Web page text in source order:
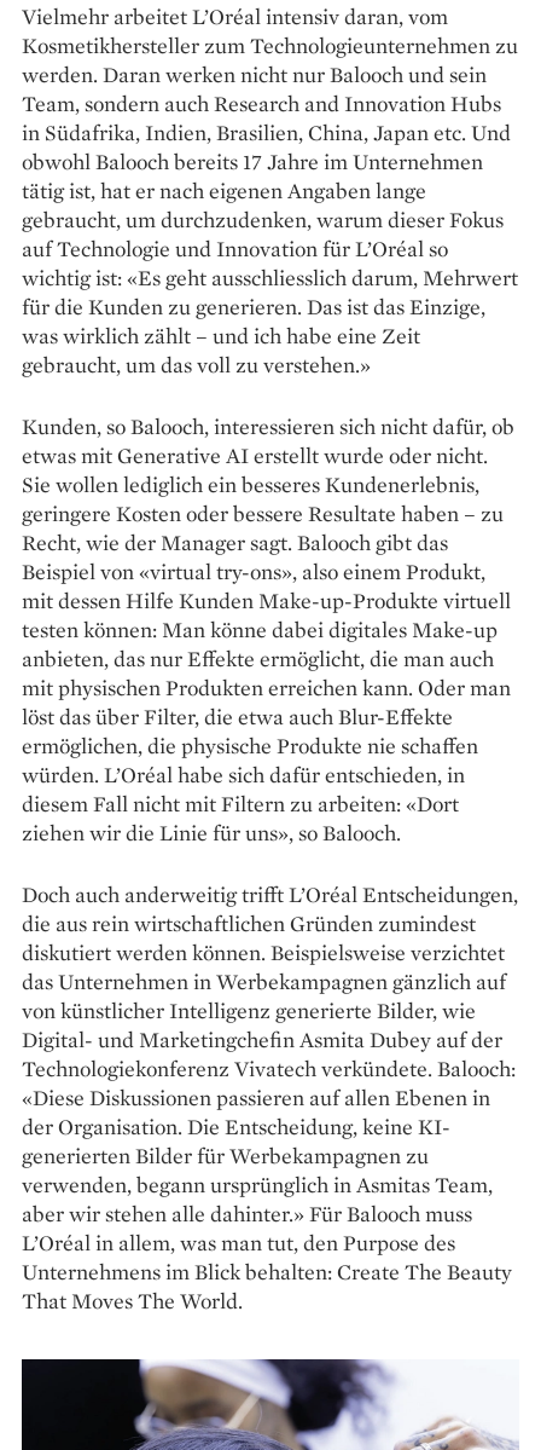
Vielmehr arbeitet L’Oréal intensiv ­daran, vom
Kosmetikhersteller zum Technologie­unternehmen zu
werden. Daran werken nicht nur Balooch und sein
Team, sondern auch Research and Innovation Hubs
in Südafrika, Indien, Brasilien, China, Japan etc. Und
obwohl ­Balooch bereits 17 Jahre im Unternehmen
tätig ist, hat er nach eigenen Angaben lange
gebraucht, um durchzudenken, warum dieser Fokus
auf Technologie und Innovation für L’Oréal so
wichtig ist: «Es geht ausschliesslich darum, Mehrwert
für die Kunden zu generieren. Das ist das Einzige,
was wirklich zählt – und ich habe eine Zeit
gebraucht, um das voll zu verstehen.»
Kunden, so Balooch, interessieren sich nicht dafür, ob
etwas mit Generative AI erstellt wurde oder nicht.
Sie wollen lediglich ein besseres Kundenerlebnis,
geringere Kosten oder bessere Resultate haben – zu
Recht, wie der Manager sagt. Balooch gibt das
Beispiel von «virtual try-ons», also einem Produkt,
mit dessen Hilfe Kunden Make-up-Produkte virtuell
testen können: Man könne dabei digitales Make-up
anbieten, das nur Effekte ermöglicht, die man auch
mit physischen Produkten erreichen kann. Oder man
löst das über Filter, die etwa auch Blur-Effekte
ermöglichen, die physische Produkte nie schaffen
würden. L’Oréal habe sich dafür entschieden, in
diesem Fall nicht mit Filtern zu arbeiten: «Dort
ziehen wir die Linie für uns», so Balooch.
Doch auch anderweitig trifft L’Oréal Entscheidungen,
die aus rein wirtschaftlichen Gründen zumindest
diskutiert werden können. Beispielsweise verzichtet
das Unternehmen in Werbekampagnen gänzlich auf
von künstlicher Intelligenz generierte Bilder, wie
Digital- und Marketingchefin Asmita Dubey auf der
Technologiekonferenz Vivatech verkündete. Balooch:
«Diese Diskussionen passieren auf allen Ebenen in
der Organisation. Die Entscheidung, keine KI-
generierten Bilder für Werbekampagnen zu
verwenden, begann ursprünglich in Asmitas Team,
aber wir stehen alle dahinter.» Für Balooch muss
L’Oréal in allem, was man tut, den Purpose des
Unternehmens im Blick behalten: Create The Beauty
That Moves The World.